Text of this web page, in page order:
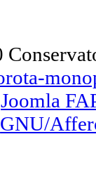
Joomla
GNU/